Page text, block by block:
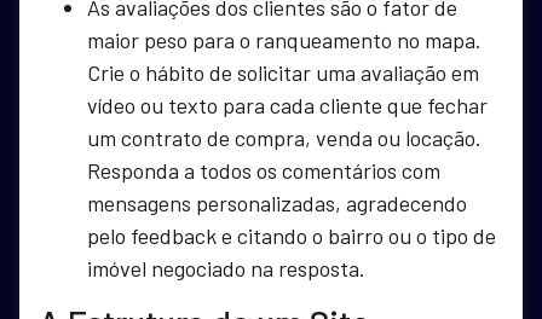
As avaliações dos clientes são o fator de
maior peso para o ranqueamento no mapa.
Crie o hábito de solicitar uma avaliação em
vídeo ou texto para cada cliente que fechar
um contrato de compra, venda ou locação.
Responda a todos os comentários com
mensagens personalizadas, agradecendo
pelo feedback e citando o bairro ou o tipo de
imóvel negociado na resposta.